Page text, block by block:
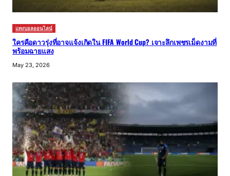
แทงบอลออนไลน์
ใครคือดาวรุ่งที่อาจแจ้งเกิดใน FIFA World Cup? เจาะลึกเพชรเม็ดงามที่
พร้อมฉายแสง
May 23, 2026